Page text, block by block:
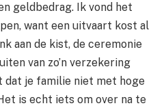
geldbedrag. Ik vond het
want een uitvaart kost al
aan de kist, de ceremonie
van zo’n verzekering
je familie niet met hoge
is echt iets om over na te